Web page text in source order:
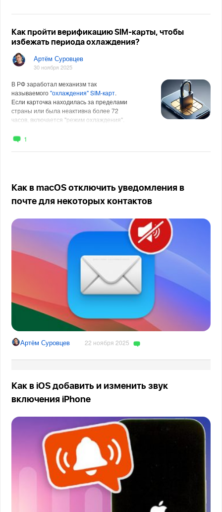
Как пройти верификацию SIM-карты, чтобы
избежать периода охлаждения?
Артём Суровцев
30 ноября 2025
В РФ заработал механизм так
называемого"охлаждения" SIM-карт.
Если карточка находилась за пределами
страны или была неактивна более 72
часов, включается "режим охлаждения".
1
Как в macOS отключить уведомления в
почте для некоторых контактов
Артём Суровцев 22 ноября 2025
Как в iOS добавить и изменить звук
включения iPhone